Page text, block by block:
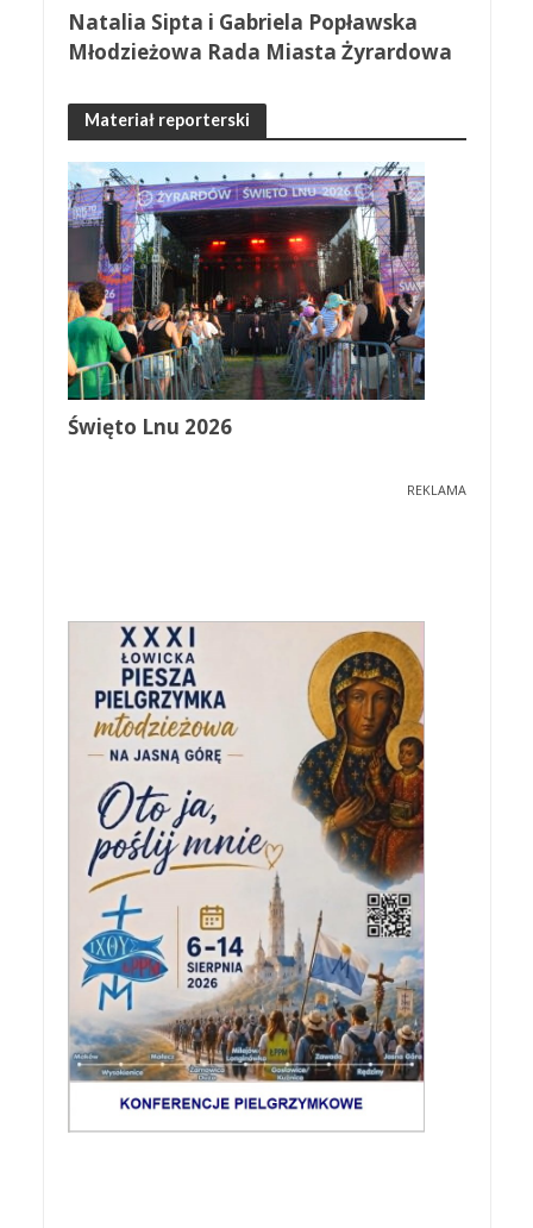
Natalia Sipta i Gabriela Popławska
Młodzieżowa Rada Miasta Żyrardowa
Materiał reporterski
Święto Lnu 2026
REKLAMA